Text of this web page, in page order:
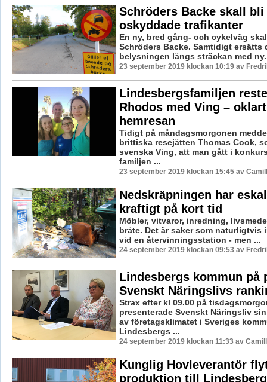
Schröders Backe skall
oskyddade trafikanter
En ny, bred gång- och cykelväg
Schröders Backe. Samtidigt ersätts
belysningen längs sträckan med
23 september 2019 klockan 10:19 av
Lindesbergsfamiljen
Rhodos med Ving –
hemresan
Tidigt på måndagsmorgonen
brittiska resejätten Thomas Cook,
svenska Ving, att man gått i
familjen ...
23 september 2019 klockan 15:45 av
Nedskräpningen har
kraftigt på kort tid
Möbler, vitvaror, inredning,
bråte. Det är saker som naturligtvis
vid en återvinningsstation - men ...
24 september 2019 klockan 09:53 av
Lindesbergs kommun på
Svenskt Näringslivs
Strax efter kl 09.00 på
presenterade Svenskt Näringsliv
av företagsklimatet i Sveriges
Lindesbergs ...
24 september 2019 klockan 11:33 av
Kunglig Hovleverantör
produktion till Lindesberg